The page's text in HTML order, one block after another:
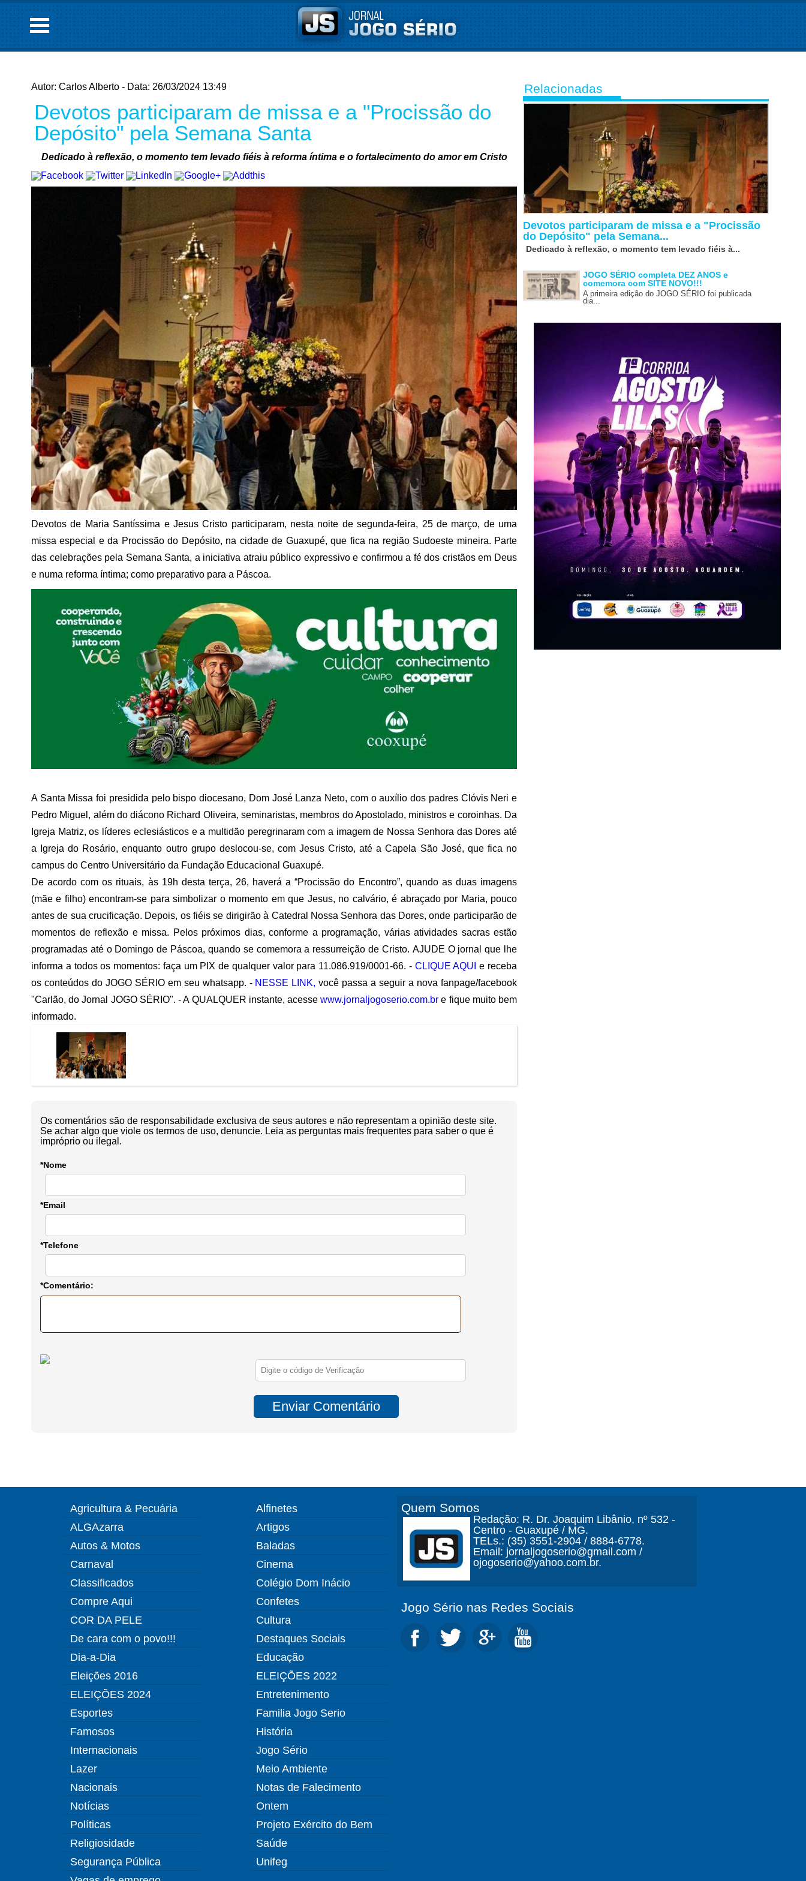
Autor: Carlos Alberto - Data: 26/03/2024 13:49
Devotos participaram de missa e a "Procissão do
Depósito" pela Semana Santa
Dedicado à reflexão, o momento tem levado fiéis à reforma íntima e o fortalecimento do amor em Cristo
Devotos de Maria Santíssima e Jesus Cristo participaram, nesta noite de segunda-feira, 25 de março, de uma
missa especial e da Procissão do Depósito, na cidade de Guaxupé, que fica na região Sudoeste mineira. Parte
das celebrações pela Semana Santa, a iniciativa atraiu público expressivo e confirmou a fé dos cristãos em Deus
e numa reforma íntima; como preparativo para a Páscoa.
A Santa Missa foi presidida pelo bispo diocesano, Dom José Lanza Neto, com o auxílio dos padres Clóvis Neri e
Pedro Miguel, além do diácono Richard Oliveira, seminaristas, membros do Apostolado, ministros e coroinhas. Da
Igreja Matriz, os líderes eclesiásticos e a multidão peregrinaram com a imagem de Nossa Senhora das Dores até
a Igreja do Rosário, enquanto outro grupo deslocou-se, com Jesus Cristo, até a Capela São José, que fica no
campus do Centro Universitário da Fundação Educacional Guaxupé.
De acordo com os rituais, às 19h desta terça, 26, haverá a “Procissão do Encontro”, quando as duas imagens
(mãe e filho) encontram-se para simbolizar o momento em que Jesus, no calvário, é abraçado por Maria, pouco
antes de sua crucificação. Depois, os fiéis se dirigirão à Catedral Nossa Senhora das Dores, onde participarão de
momentos de reflexão e missa. Pelos próximos dias, conforme a programação, várias atividades sacras estão
programadas até o Domingo de Páscoa, quando se comemora a ressurreição de Cristo. AJUDE O jornal que lhe
informa a todos os momentos: faça um PIX de qualquer valor para 11.086.919/0001-66. - CLIQUE AQUI e receba
os conteúdos do JOGO SÉRIO em seu whatsapp. - NESSE LINK, você passa a seguir a nova fanpage/facebook
"Carlão, do Jornal JOGO SÉRIO". - A QUALQUER instante, acessewww.jornaljogoserio.com.br e fique muito bem
informado.
Os comentários são de responsabilidade exclusiva de seus autores e não representam a opinião deste site.
Se achar algo que viole os termos de uso, denuncie. Leia as perguntas mais frequentes para saber o que é
impróprio ou ilegal.
*Nome
*Email
*Telefone
*Comentário:
Relacionadas
Devotos participaram de missa e a "Procissão
do Depósito" pela Semana...
Dedicado à reflexão, o momento tem levado fiéis à...
JOGO SÉRIO completa DEZ ANOS e
comemora com SITE NOVO!!!
A primeira edição do JOGO SÉRIO foi publicada
dia...
Agricultura & Pecuária
ALGAzarra
Autos & Motos
Carnaval
Classificados
Compre Aqui
COR DA PELE
De cara com o povo!!!
Dia-a-Dia
Eleições 2016
ELEIÇÕES 2024
Esportes
Famosos
Internacionais
Lazer
Nacionais
Notícias
Políticas
Religiosidade
Segurança Pública
Alfinetes
Artigos
Baladas
Cinema
Colégio Dom Inácio
Confetes
Cultura
Destaques Sociais
Educação
ELEIÇÕES 2022
Entretenimento
Familia Jogo Serio
História
Jogo Sério
Meio Ambiente
Notas de Falecimento
Ontem
Projeto Exército do Bem
Saúde
Unifeg
Quem Somos
Redação: R. Dr. Joaquim Libânio, nº 532 -
Centro - Guaxupé / MG.
TELs.: (35) 3551-2904 / 8884-6778.
Email: jornaljogoserio@gmail.com /
ojogoserio@yahoo.com.br.
Jogo Sério nas Redes Sociais